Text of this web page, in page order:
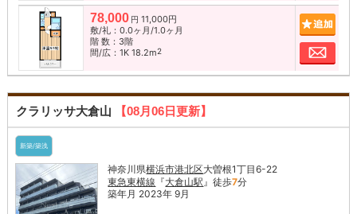
78,000 円 11,000円
敷/礼：0.0ヶ月/1.0ヶ月
階 数：3階
間/広：1K 18.2m2 お
クラリッサ大倉山 【08月06日更新】
新築/築浅
神奈川県横浜市港北区大曽根1丁目6-22
東急東横線 『大倉山駅』徒歩7分
築年月 2023年 9月